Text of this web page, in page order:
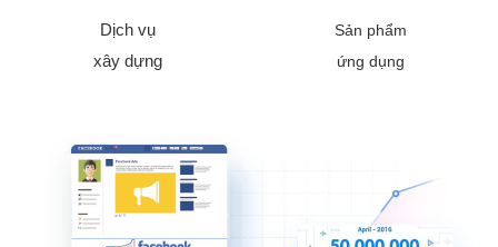
Dịch vụ
xây dựng
Sản phẩm
ứng dụng